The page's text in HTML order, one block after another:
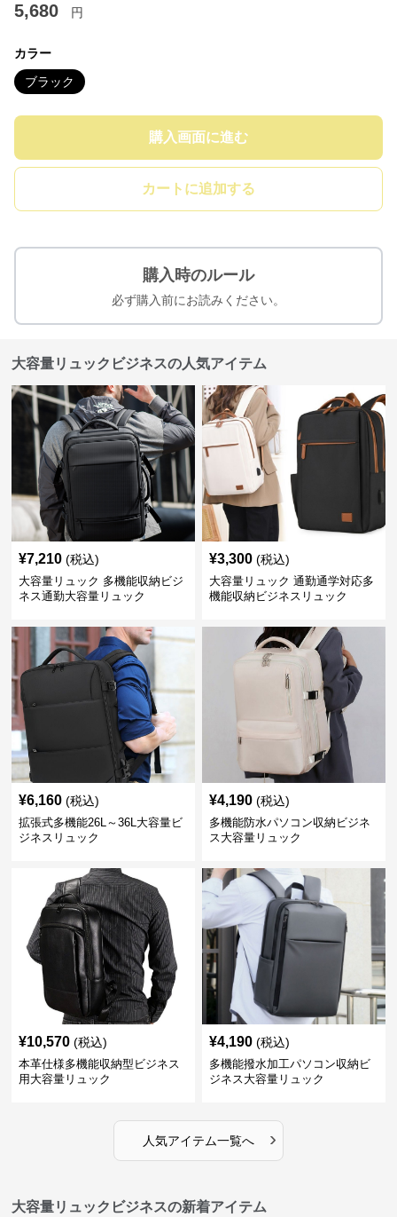
5,680 円
カラー
ブラック
購入画面に進む
カートに追加する
購入時のルール
必ず購入前にお読みください。
大容量リュックビジネスの人気アイテム
¥7,210 (税込)
大容量リュック 多機能収納ビジ
ネス通勤大容量リュック
¥3,300 (税込)
大容量リュック 通勤通学対応多
機能収納ビジネスリュック
¥6,160 (税込)
拡張式多機能26L～36L大容量ビ
ジネスリュック
¥4,190 (税込)
多機能防水パソコン収納ビジネ
ス大容量リュック
¥10,570 (税込)
本革仕様多機能収納型ビジネス
用大容量リュック
¥4,190 (税込)
多機能撥水加工パソコン収納ビ
ジネス大容量リュック
人気アイテム一覧へ ›
大容量リュックビジネスの新着アイテム